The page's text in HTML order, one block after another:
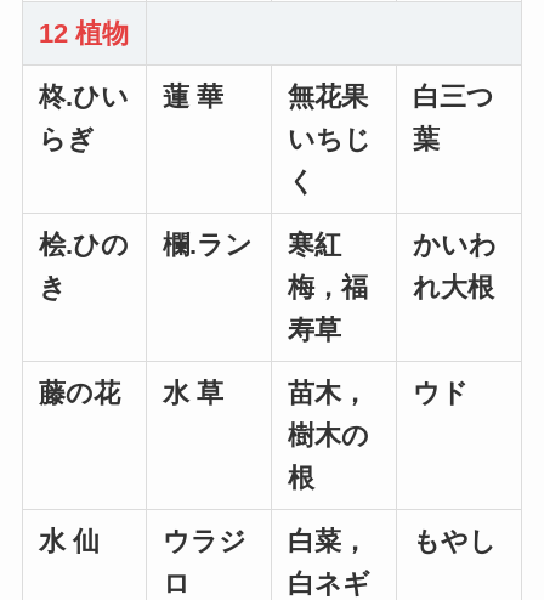
12 植物
柊.ひい
らぎ
蓮 華
無花果
いちじ
く
白三つ
葉
桧.ひの
き
欄.ラン
寒紅
梅，福
寿草
かいわ
れ大根
藤の花 水 草
苗木，
樹木の
根
ウド
水 仙
ウラジ
ロ
白菜，
白ネギ
もやし